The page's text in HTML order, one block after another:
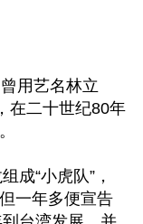
用艺名林立
在二十世纪80年
成“小虎队”，
一年多便宣告